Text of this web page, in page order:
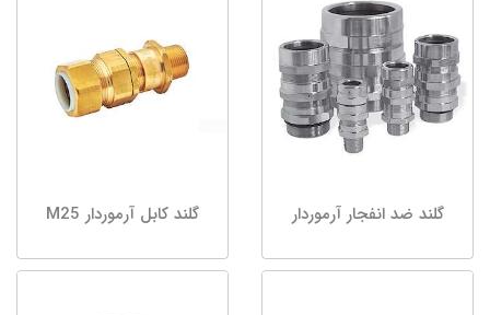
گلند ضد انفجار آرموردار گلند کابل آرموردار M25